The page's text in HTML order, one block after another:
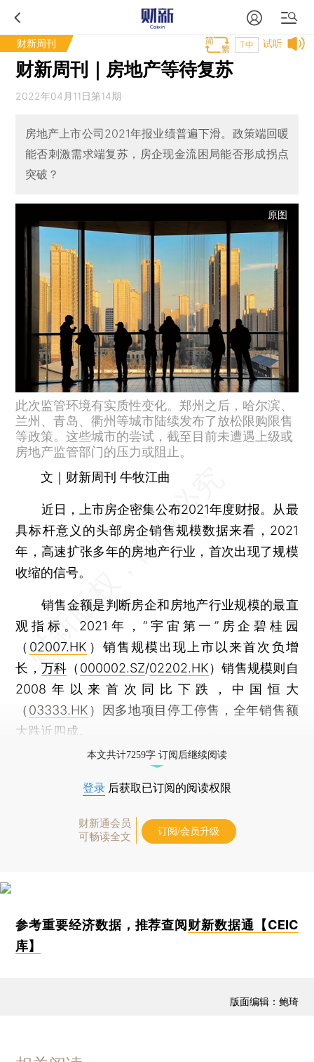
财新周刊 试听
T中
财新周刊｜房地产等待复苏
2022年04月11日第14期
房地产上市公司2021年报业绩普遍下滑。政策端回暖
能否刺激需求端复苏，房企现金流困局能否形成拐点
突破？
原图
此次监管环境有实质性变化。郑州之后，哈尔滨、
兰州、青岛、衢州等城市陆续发布了放松限购限售
等政策。这些城市的尝试，截至目前未遭遇上级或
房地产监管部门的压力或阻止。
文｜财新周刊 牛牧江曲
近日，上市房企密集公布2021年度财报。从最
具标杆意义的头部房企销售规模数据来看，2021
年，高速扩张多年的房地产行业，首次出现了规模
收缩的信号。
销售金额是判断房企和房地产行业规模的最直
观指标。2021年，“宇宙第一”房企碧桂园
（ 02007.HK ）销售规模出现上市以来首次负增
长， 万科 （ 000002.SZ/02202.HK）销售规模则自
2008年以来首次同比下跌，中国恒大
（ 03333.HK ）因多地项目停工停售，全年销售额
大跌近四成。
本文共计7259字 订阅后继续阅读
登录 后获取已订阅的阅读权限
财新通会员
可畅读全文
订阅/会员升级
参考重要经济数据，推荐查阅财新数据通【CEIC
库】
版面编辑：鲍琦